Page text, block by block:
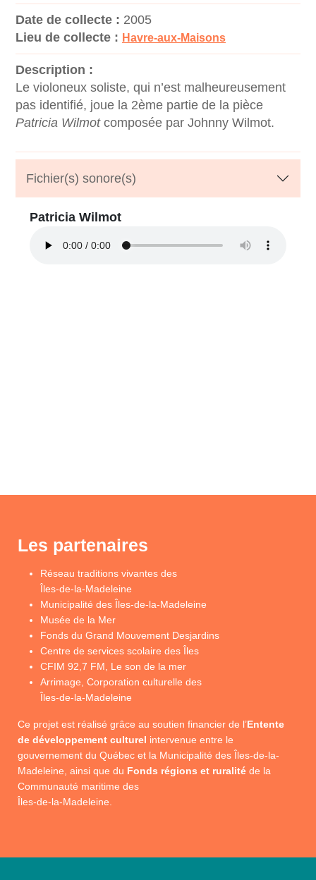
Date de collecte : 2005
Lieu de collecte : Havre-aux-Maisons
Description :
Le violoneux soliste, qui n’est malheureusement
pas identifié, joue la 2ème partie de la pièce
Patricia Wilmotcomposée par Johnny Wilmot.
Fichier(s) sonore(s)
Patricia Wilmot
Les partenaires
Réseau traditions vivantes des
Îles-de-la-Madeleine
Municipalité des Îles-de-la-Madeleine
Musée de la Mer
Fonds du Grand Mouvement Desjardins
Centre de services scolaire des Îles
CFIM 92,7 FM, Le son de la mer
Arrimage, Corporation culturelle des
Îles-de-la-Madeleine
Ce projet est réalisé grâce au soutien financier de l’Entente
de développement culturel intervenue entre le
gouvernement du Québec et la Municipalité des Îles-de-la-
Madeleine, ainsi que du Fonds régions et ruralité de la
Communauté maritime des
Îles-de-la-Madeleine.